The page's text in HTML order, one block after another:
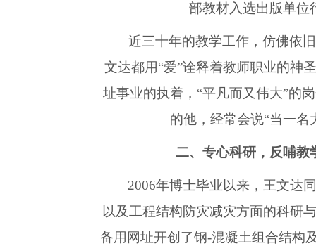
部教材入选出版单位
近三十年的教学工作，仿佛依
文达都用“爱”诠释着教师职业的神
址事业的执着，“平凡而又伟大”的
的他，经常会说“当一名
二、 专心科研，反哺教
2006年博士毕业以来，王文达
以及工程结构防灾减灾方面的科研
备用网址开创了钢-混凝土组合结构